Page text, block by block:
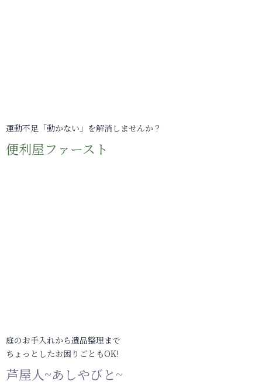
運動不足「動かない」を解消しませんか？
便利屋ファースト
庭のお手入れから遺品整理まで
ちょっとしたお困りごともOK!
芦屋人~あしやびと~